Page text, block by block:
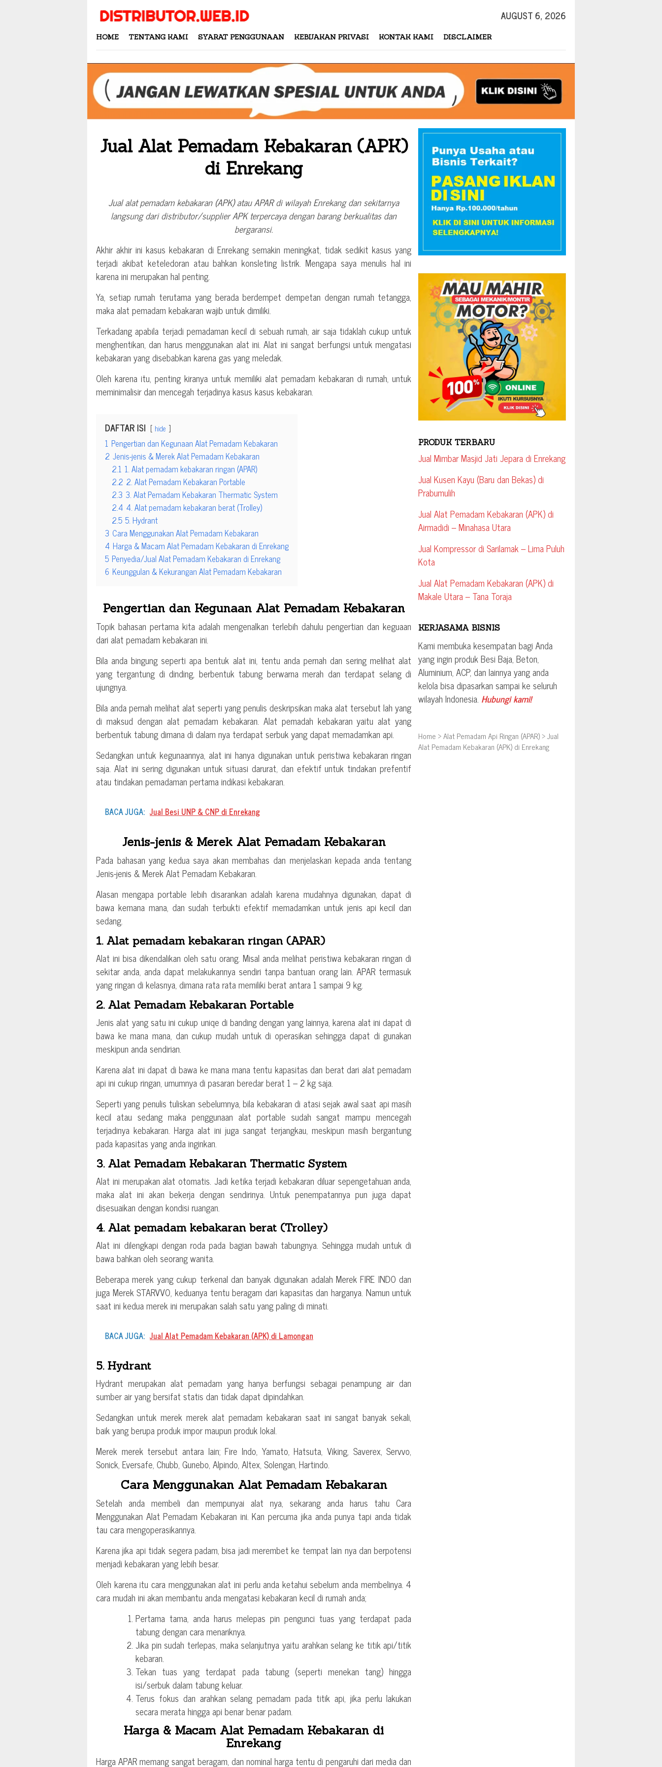
Skip
content
AUGUST 6, 2026
HOME TENTANG KAMI SYARAT PENGGUNAAN KEBIJAKAN PRIVASI KONTAK KAMI DISCLAIMER
Jual Alat Pemadam Kebakaran (APK)
di Enrekang
Jual alat pemadam kebakaran (APK) atau APAR di wilayah Enrekang dan sekitarnya
langsung dari distributor/supplier APK terpercaya dengan barang berkualitas dan
bergaransi.
Akhir akhir ini kasus kebakaran di Enrekang semakin meningkat, tidak sedikit kasus yang
terjadi akibat keteledoran atau bahkan konsleting listrik. Mengapa saya menulis hal ini
karena ini merupakan hal penting.
Ya, setiap rumah terutama yang berada berdempet dempetan dengan rumah tetangga,
maka alat pemadam kebakaran wajib untuk dimiliki.
Terkadang apabila terjadi pemadaman kecil di sebuah rumah, air saja tidaklah cukup untuk
menghentikan, dan harus menggunakan alat ini. Alat ini sangat berfungsi untuk mengatasi
kebakaran yang disebabkan karena gas yang meledak.
Oleh karena itu, penting kiranya untuk memiliki alat pemadam kebakaran di rumah, untuk
meminimalisir dan mencegah terjadinya kasus kasus kebakaran.
DAFTAR ISI hide
1 Pengertian dan Kegunaan Alat Pemadam Kebakaran
2 Jenis-jenis & Merek Alat Pemadam Kebakaran
2.1 1. Alat pemadam kebakaran ringan (APAR)
2.2 2. Alat Pemadam Kebakaran Portable
2.3 3. Alat Pemadam Kebakaran Thermatic System
2.4 4. Alat pemadam kebakaran berat (Trolley)
2.5 5. Hydrant
3 Cara Menggunakan Alat Pemadam Kebakaran
4 Harga & Macam Alat Pemadam Kebakaran di Enrekang
5 Penyedia/Jual Alat Pemadam Kebakaran di Enrekang
6 Keunggulan & Kekurangan Alat Pemadam Kebakaran
Pengertian dan Kegunaan Alat Pemadam Kebakaran
Topik bahasan pertama kita adalah mengenalkan terlebih dahulu pengertian dan keguaan
dari alat pemadam kebakaran ini.
Bila anda bingung seperti apa bentuk alat ini, tentu anda pernah dan sering melihat alat
yang tergantung di dinding, berbentuk tabung berwarna merah dan terdapat selang di
ujungnya.
Bila anda pernah melihat alat seperti yang penulis deskripsikan maka alat tersebut lah yang
di maksud dengan alat pemadam kebakaran. Alat pemadah kebakaran yaitu alat yang
berbentuk tabung dimana di dalam nya terdapat serbuk yang dapat memadamkan api.
Sedangkan untuk kegunaannya, alat ini hanya digunakan untuk peristiwa kebakaran ringan
saja. Alat ini sering digunakan untuk situasi darurat, dan efektif untuk tindakan prefentif
atau tindakan pemadaman pertama indikasi kebakaran.
BACA JUGA: Jual Besi UNP & CNP di Enrekang
Jenis-jenis & Merek Alat Pemadam Kebakaran
Pada bahasan yang kedua saya akan membahas dan menjelaskan kepada anda tentang
Jenis-jenis & Merek Alat Pemadam Kebakaran.
Alasan mengapa portable lebih disarankan adalah karena mudahnya digunakan, dapat di
bawa kemana mana, dan sudah terbukti efektif memadamkan untuk jenis api kecil dan
sedang.
1. Alat pemadam kebakaran ringan (APAR)
Alat ini bisa dikendalikan oleh satu orang. Misal anda melihat peristiwa kebakaran ringan di
sekitar anda, anda dapat melakukannya sendiri tanpa bantuan orang lain. APAR termasuk
yang ringan di kelasnya, dimana rata rata memiliki berat antara 1 sampai 9 kg.
2. Alat Pemadam Kebakaran Portable
Jenis alat yang satu ini cukup uniqe di banding dengan yang lainnya, karena alat ini dapat di
bawa ke mana mana, dan cukup mudah untuk di operasikan sehingga dapat di gunakan
meskipun anda sendirian.
Karena alat ini dapat di bawa ke mana mana tentu kapasitas dan berat dari alat pemadam
api ini cukup ringan, umumnya di pasaran beredar berat 1 – 2 kg saja.
Seperti yang penulis tuliskan sebelumnya, bila kebakaran di atasi sejak awal saat api masih
kecil atau sedang maka penggunaan alat portable sudah sangat mampu mencegah
terjadinya kebakaran. Harga alat ini juga sangat terjangkau, meskipun masih bergantung
pada kapasitas yang anda inginkan.
3. Alat Pemadam Kebakaran Thermatic System
Alat ini merupakan alat otomatis. Jadi ketika terjadi kebakaran diluar sepengetahuan anda,
maka alat ini akan bekerja dengan sendirinya. Untuk penempatannya pun juga dapat
disesuaikan dengan kondisi ruangan.
4. Alat pemadam kebakaran berat (Trolley)
Alat ini dilengkapi dengan roda pada bagian bawah tabungnya. Sehingga mudah untuk di
bawa bahkan oleh seorang wanita.
Beberapa merek yang cukup terkenal dan banyak digunakan adalah Merek FIRE INDO dan
juga Merek STARVVO, keduanya tentu beragam dari kapasitas dan harganya. Namun untuk
saat ini kedua merek ini merupakan salah satu yang paling di minati.
BACA JUGA: Jual Alat Pemadam Kebakaran (APK) di Lamongan
5. Hydrant
Hydrant merupakan alat pemadam yang hanya berfungsi sebagai penampung air dan
sumber air yang bersifat statis dan tidak dapat dipindahkan.
Sedangkan untuk merek merek alat pemadam kebakaran saat ini sangat banyak sekali,
baik yang berupa produk impor maupun produk lokal.
Merek merek tersebut antara lain; Fire Indo, Yamato, Hatsuta, Viking, Saverex, Servvo,
Sonick, Eversafe, Chubb, Gunebo, Alpindo, Altex, Solengan, Hartindo.
Cara Menggunakan Alat Pemadam Kebakaran
Setelah anda membeli dan mempunyai alat nya, sekarang anda harus tahu Cara
Menggunakan Alat Pemadam Kebakaran ini. Kan percuma jika anda punya tapi anda tidak
tau cara mengoperasikannya.
Karena jika api tidak segera padam, bisa jadi merembet ke tempat lain nya dan berpotensi
menjadi kebakaran yang lebih besar.
Oleh karena itu cara menggunakan alat ini perlu anda ketahui sebelum anda membelinya. 4
cara mudah ini akan membantu anda mengatasi kebakaran kecil di rumah anda;
Pertama tama, anda harus melepas pin pengunci tuas yang terdapat pada
tabung dengan cara menariknya.
Jika pin sudah terlepas, maka selanjutnya yaitu arahkan selang ke titik api/titik
kebaran.
Tekan tuas yang terdapat pada tabung (seperti menekan tang) hingga
isi/serbuk dalam tabung keluar.
Terus fokus dan arahkan selang pemadam pada titik api, jika perlu lakukan
secara merata hingga api benar benar padam.
Harga & Macam Alat Pemadam Kebakaran di
Enrekang
Harga APAR memang sangat beragam, dan nominal harga tentu di pengaruhi dari media dan
PRODUK TERBARU
Jual Mimbar Masjid Jati Jepara di Enrekang
Jual Kusen Kayu (Baru dan Bekas) di
Prabumulih
Jual Alat Pemadam Kebakaran (APK) di
Airmadidi – Minahasa Utara
Jual Kompressor di Sarilamak – Lima Puluh
Kota
Jual Alat Pemadam Kebakaran (APK) di
Makale Utara – Tana Toraja
KERJASAMA BISNIS
Kami membuka kesempatan bagi Anda
yang ingin produk Besi Baja, Beton,
Aluminium, ACP, dan lainnya yang anda
kelola bisa dipasarkan sampai ke seluruh
wilayah Indonesia. Hubungi kami!
Home >Alat Pemadam Api Ringan (APAR)>Jual
Alat Pemadam Kebakaran (APK) di Enrekang